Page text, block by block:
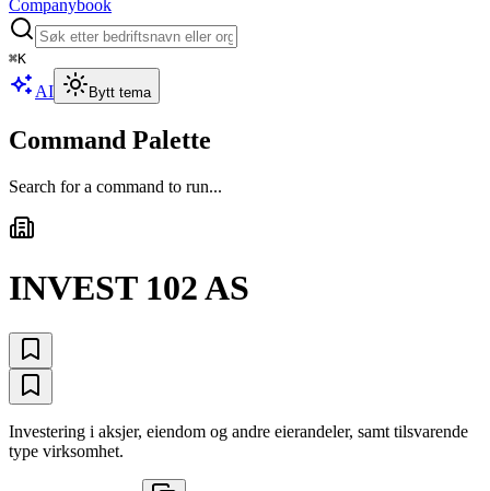
Companybook
⌘K
AI Bytt tema
Command Palette
Search for a command to run...
INVEST 102 AS
Investering i aksjer, eiendom og andre eierandeler, samt tilsvarende
type virksomhet.